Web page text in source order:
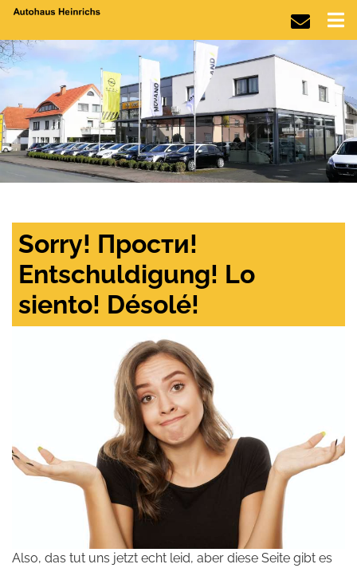
Sorry! Прости!
Entschuldigung! Lo
siento! Désolé!
Also, das tut uns jetzt echt leid, aber diese Seite gibt es